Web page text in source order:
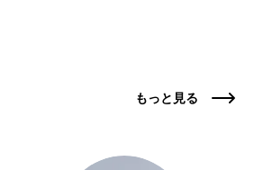
もっと見る